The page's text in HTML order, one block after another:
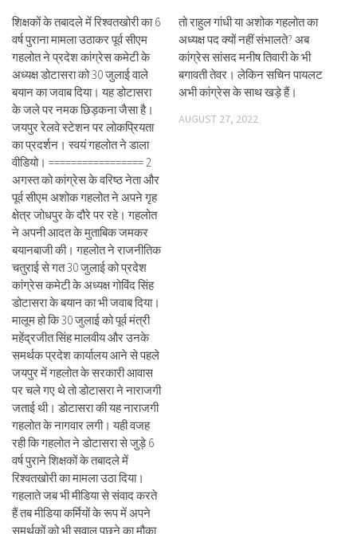
शिक्षकों के तबादले में रिश्वतखोरी का 6
वर्ष पुराना मामला उठाकर पूर्व सीएम
गहलोत ने प्रदेश कांग्रेस कमेटी के
अध्यक्ष डोटासरा को 30 जुलाई वाले
बयान का जवाब दिया। यह डोटासरा
के जले पर नमक छिड़कना जैसा है।
जयपुर रेलवे स्टेशन पर लोकप्रियता
का प्रदर्शन। स्वयं गहलोत ने डाला
वीडियो। ================= 2
अगस्त को कांग्रेस के वरिष्ठ नेता और
पूर्व सीएम अशोक गहलोत ने अपने गृह
क्षेत्र जोधपुर के दौरे पर रहे। गहलोत
ने अपनी आदत के मुताबिक जमकर
बयानबाजी की। गहलोत ने राजनीतिक
चतुराई से गत 30 जुलाई को प्रदेश
कांग्रेस कमेटी के अध्यक्ष गोविंद सिंह
डोटासरा के बयान का भी जवाब दिया।
मालूम हो कि 30 जुलाई को पूर्व मंत्री
महेंद्रजीत सिंह मालवीय और उनके
समर्थक प्रदेश कार्यालय आने से पहले
जयपुर में गहलोत के सरकारी आवास
पर चले गए थे तो डोटासरा ने नाराजगी
जताई थी। डोटासरा की यह नाराजगी
गहलोत के नागवार लगी। यही वजह
रही कि गहलोत ने डोटासरा से जुड़े 6
वर्ष पुराने शिक्षकों के तबादले में
रिश्वतखोरी का मामला उठा दिया।
गहलाते जब भी मीडिया से संवाद करते
हैं तब मीडिया कर्मियों के रूप में अपने
समर्थकों को भी सवाल पूछने का मौका
तो राहुल गांधी या अशोक गहलोत का
अध्यक्ष पद क्यों नहीं संभालते? अब
कांग्रेस सांसद मनीष तिवारी के भी
बगावती तेवर। लेकिन सचिन पायलट
अभी कांग्रेस के साथ खड़े हैं।
AUGUST 27, 2022